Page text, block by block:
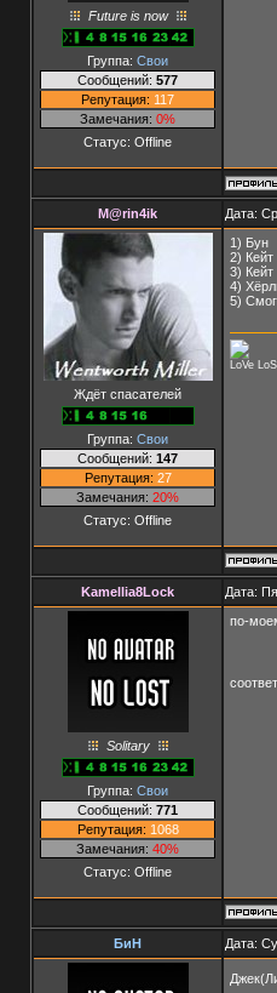
Future is now
Группа: Свои
Сообщений: 577
Репутация: 117
Замечания: 0%
Статус: Offline
M@rin4ik Дата:
Ждёт спасателей
Группа: Свои
Сообщений: 147
Репутация: 27
Замечания: 20%
Статус: Offline
1) Бун
2) Кейт
3) Кейт
4)
5)
LoVe
Kamellia8Lock Дата:
Solitary
Группа: Свои
Сообщений: 771
Репутация: 1068
Замечания: 40%
Статус: Offline
по-
БиН Дата: